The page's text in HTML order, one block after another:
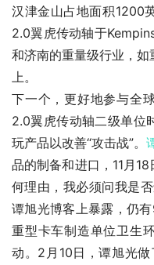
汉津金山占地面积1200
2.0翼虎传动轴于
和济南的重量级行业，
上。
下一个，更好地参与全
2.0翼虎传动轴二级单位
玩产品以改善“攻击战”。
品的制备和进口，11月
何理由，我必须问我是
谭旭光博客上暴露，仍
重型卡车制造单位卫生
动。2月10日，谭旭光